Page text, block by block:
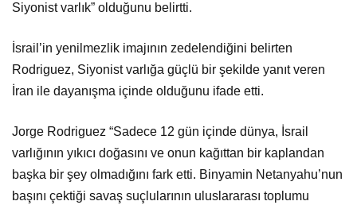
Siyonist varlık” olduğunu belirtti.
İsrail’in yenilmezlik imajının zedelendiğini belirten
Rodriguez, Siyonist varlığa güçlü bir şekilde yanıt veren
İran ile dayanışma içinde olduğunu ifade etti.
Jorge Rodriguez “Sadece 12 gün içinde dünya, İsrail
varlığının yıkıcı doğasını ve onun kağıttan bir kaplandan
başka bir şey olmadığını fark etti. Binyamin Netanyahu’nun
başını çektiği savaş suçlularının uluslararası toplumu